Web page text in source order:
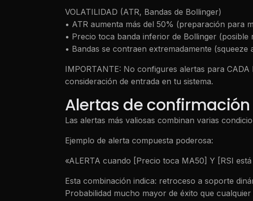
VOLATILIDAD (ATR, Bandas de Bollinger)
• ATR aumenta más del 50% (preparación para
• Precio toca banda inferior de Bollinger (posible
• Bandas se contraen extremadamente (squeeze
IMPORTANTE: No configures alertas para
consideración de entrada en tu sistema.
Alertas de
Las alertas más valiosas combinan varias
Ejemplo de alerta compuesta poderosa:
«ALERTA cuando [Precio toca MA50] Y [RSI
Esta combinación indica: retroceso a soporte
Probabilidad mucho mayor de éxito que